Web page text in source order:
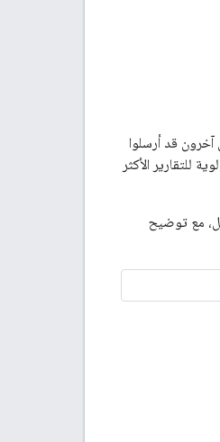
قد أرسلوا
للتقارير الأكثر
مع توضيح